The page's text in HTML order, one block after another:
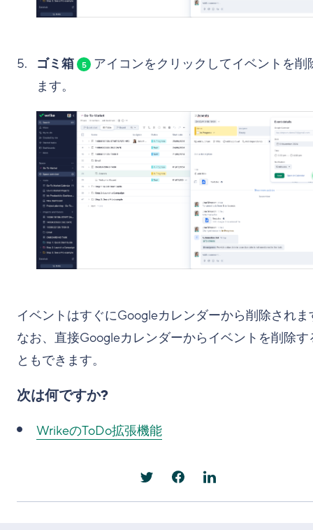
ゴミ箱 5
アイコンをクリックしてイベントを削
ます。
イベントはすぐにGoogleカレンダーから削除されま
なお、直接Googleカレンダーからイベントを削除す
ともできます。
次は何ですか?
WrikeのToDo拡張機能